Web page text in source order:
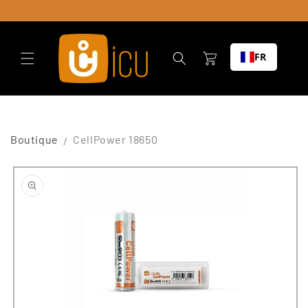
content
Chariot FR
Boutique CellPower 18650
l'information
sur le
produit